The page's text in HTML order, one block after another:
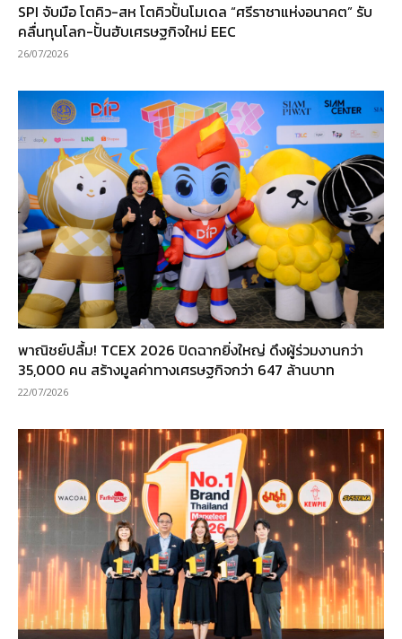
SPI จับมือ โตคิว-สห โตคิวปั้นโมเดล “ศรีราชาแห่งอนาคต” รับ
คลื่นทุนโลก-ปั้นฮับเศรษฐกิจใหม่ EEC
26/07/2026
พาณิชย์ปลื้ม! TCEX 2026 ปิดฉากยิ่งใหญ่ ดึงผู้ร่วมงานกว่า
35,000 คน สร้างมูลค่าทางเศรษฐกิจกว่า 647 ล้านบาท
22/07/2026